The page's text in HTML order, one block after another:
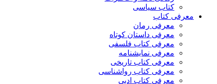
کتاب سیاسی
معرفی کتاب
معرفی رمان
معرفی داستان کوتاه
معرفی کتاب فلسفی
معرفی نمایشنامه
معرفی کتاب تاریخی
معرفی کتاب رواشناسی
معرفی کتاب ادبی